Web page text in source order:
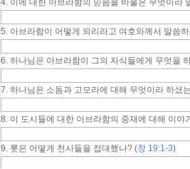
4. 이에 대한 아브라함의 믿음을 바울은 무엇이라
5. 아브라함이 어떻게 되리라고 여호와께서 말씀
6. 하나님은 아브라함이 그의 자식들에게 무엇을
7. 하나님은 소돔과 고모라에 대해 무엇이라 하셨
8. 이 도시들에 대한 아브라함의 중재에 대해 이야
9. 롯은 어떻게 천사들을 접대했나? (창 19:1-3)